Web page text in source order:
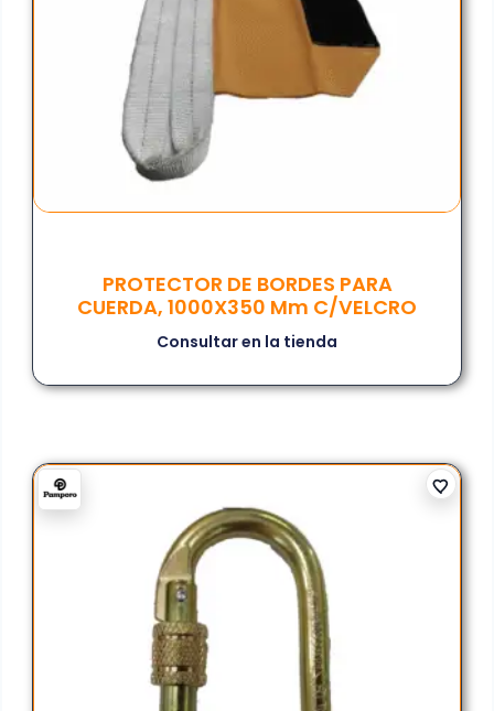
PROTECTOR DE BORDES PARA
CUERDA, 1000X350 Mm C/VELCRO
Consultar en la tienda